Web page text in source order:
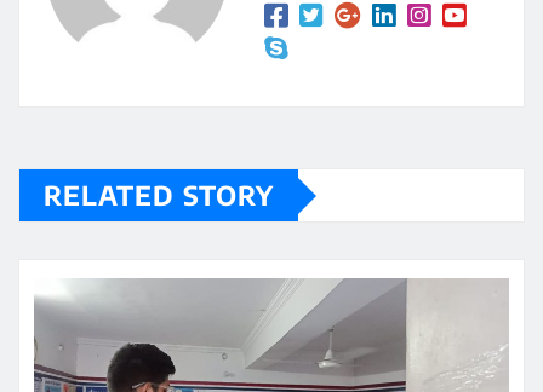
RELATED STORY